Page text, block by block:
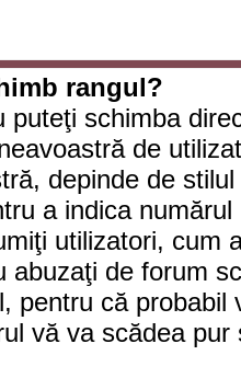
rangul?
puteţi schimba
de
depinde de
a indica
utilizatori, cum
abuzaţi de forum
pentru că
vă va scădea